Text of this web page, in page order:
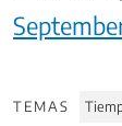
TEMAS